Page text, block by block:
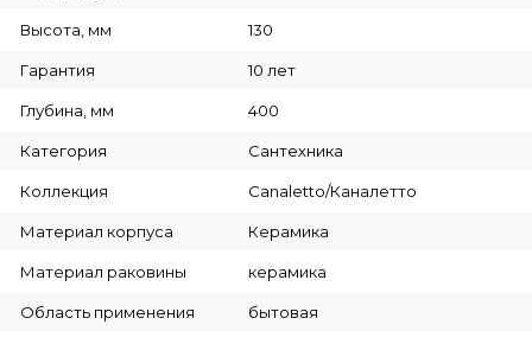
Высота, мм 130
Гарантия 10 лет
Глубина, мм 400
Категория Сантехника
Коллекция Canaletto/Каналетто
Материал корпуса Керамика
Материал раковины керамика
Область применения бытовая